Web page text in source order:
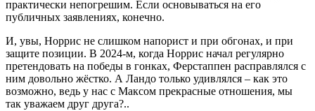
практически непогрешим. Если основываться на его
публичных заявлениях, конечно.
И, увы, Норрис не слишком напорист и при обгонах, и при
защите позиции. В 2024-м, когда Норрис начал регулярно
претендовать на победы в гонках, Ферстаппен расправлялся с
ним довольно жёстко. А Ландо только удивлялся – как это
возможно, ведь у нас с Максом прекрасные отношения, мы
так уважаем друг друга?..